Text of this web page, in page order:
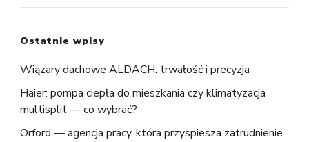
Ostatnie wpisy
Wiązary dachowe ALDACH: trwałość i precyzja
Haier: pompa ciepła do mieszkania czy klimatyzacja
multisplit — co wybrać?
Orford — agencja pracy, która przyspiesza zatrudnienie